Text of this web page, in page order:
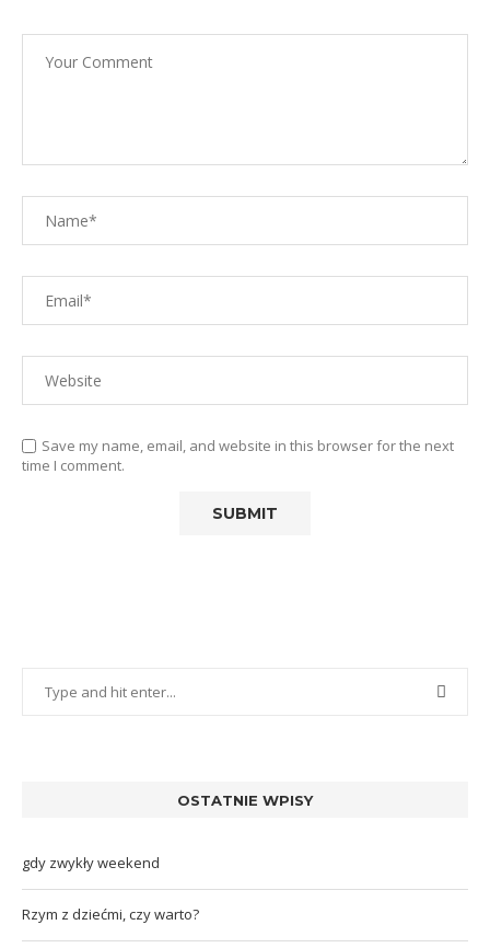
Save my name, email, and website in this browser for the next
time I comment.
OSTATNIE WPISY
gdy zwykły weekend
Rzym z dziećmi, czy warto?